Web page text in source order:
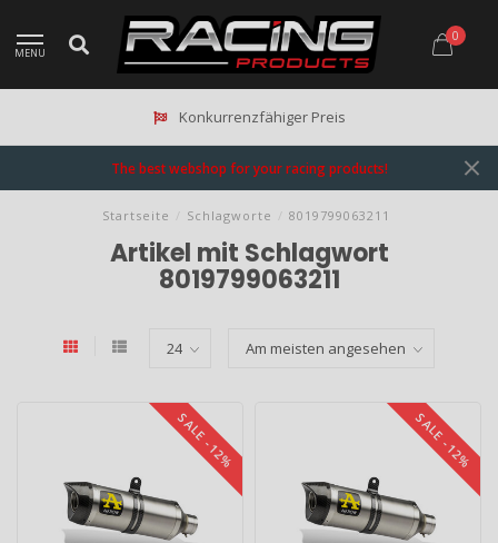
MENU
0
Konkurrenzfähiger Preis
The best webshop for your racing products!
Startseite / Schlagworte / 8019799063211
Artikel mit Schlagwort
8019799063211
SALE -12% SALE -12%